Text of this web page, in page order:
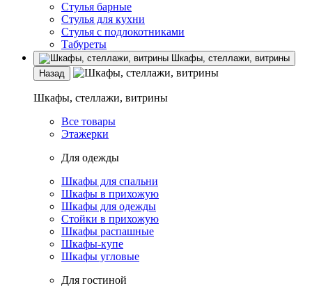
Стулья барные
Стулья для кухни
Стулья с подлокотниками
Табуреты
Шкафы, стеллажи, витрины
Назад
Шкафы, стеллажи, витрины
Все товары
Этажерки
Для одежды
Шкафы для спальни
Шкафы в прихожую
Шкафы для одежды
Стойки в прихожую
Шкафы распашные
Шкафы-купе
Шкафы угловые
Для гостиной